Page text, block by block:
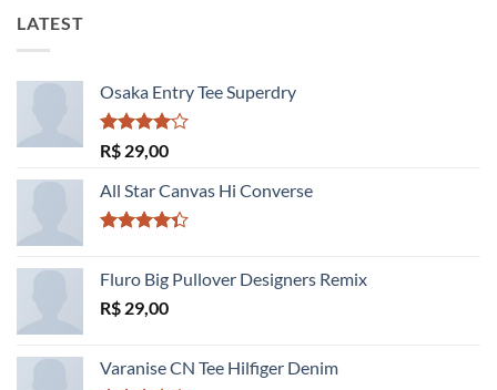
LATEST
Osaka Entry Tee Superdry
Avaliação
4.00
de
5
R$ 29,00
All Star Canvas Hi Converse
Fluro Big Pullover Designers Remix
R$ 29,00
Varanise CN Tee Hilfiger Denim